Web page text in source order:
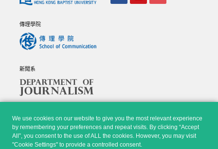
We use cookies on our website to give you the most relevant experience
by remembering your preferences and repeat visits. By clicking “Accept
All”, you consent to the use of ALL the cookies. However, you may visit
"Cookie Settings" to provide a controlled consent.
傳理學院
新聞系
© Copyright 2026 - 香港浸會大學傳理學院, 新聞系 |Privacy